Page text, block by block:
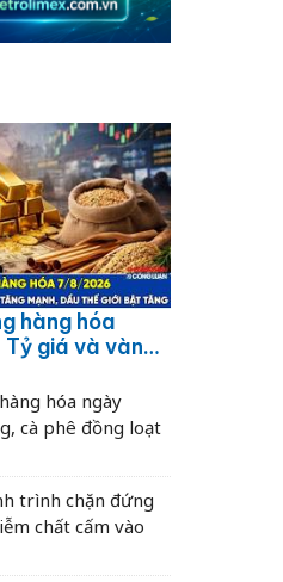
hàng hóa
giá và vàng
tănghóa ngày
cà phê đồng loạt
trình chặn đứng
chất cấm vào